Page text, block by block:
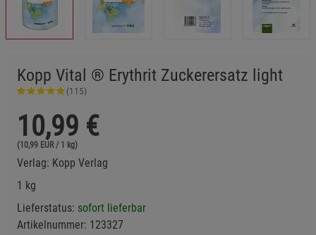
Kopp Vital ® Erythrit Zuckerersatz light
(115)
10,99 €
(10,99 EUR / 1 kg)
Verlag: Kopp Verlag
1 kg
Lieferstatus: sofort lieferbar
Artikelnummer: 123327